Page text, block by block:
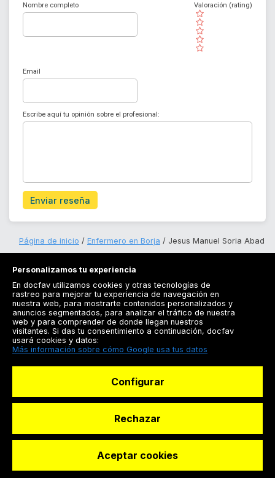
Solicitar reserva
Nombre completo
( )
( )
( )
( )
( )
Valoración (rating)
Email
Escribe aquí tu opinión sobre el profesional:
Enviar reseña
Página de inicio Enfermero en Borja Jesus Manuel Soria Abad
Registrarse
Docfav
© Dashboard Technologies S.L
Personalizamos tu experiencia
En docfav utilizamos cookies y otras tecnologías de
rastreo para mejorar tu experiencia de navegación en
nuestra web, para mostrarte contenidos personalizados y
anuncios segmentados, para analizar el tráfico de nuestra
web y para comprender de donde llegan nuestros
visitantes. Si das tu consentimiento a continuación, docfav
usará cookies y datos:
Más información sobre cómo Google usa tus datos
Configurar
Rechazar
Aceptar cookies